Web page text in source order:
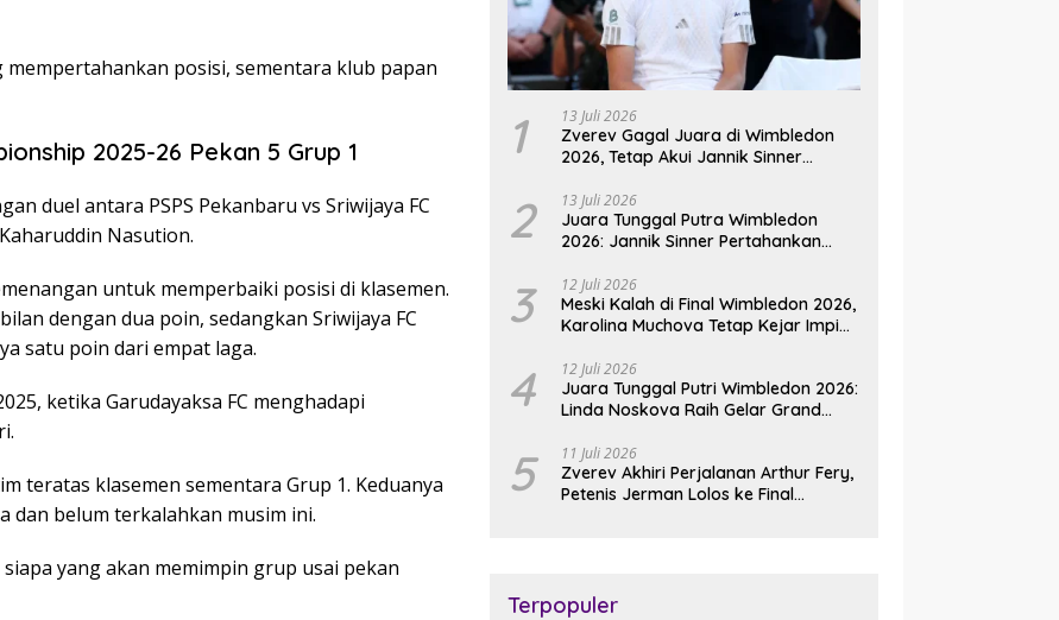
posisi, sementara klub papan
2025-26 Pekan 5 Grup 1
duel antara PSPS Pekanbaru vs Sriwijaya FC
Nasution.
untuk memperbaiki posisi di klasemen.
dengan dua poin, sedangkan Sriwijaya FC
satu poin dari empat laga.
ketika Garudayaksa FC menghadapi
teratas klasemen sementara Grup 1. Keduanya
dan belum terkalahkan musim ini.
yang akan memimpin grup usai pekan
1 13 Juli 2026
Zverev Gagal Juara di Wimbledon
2026, Tetap Akui Jannik Sinner
2 13 Juli 2026
Juara Tunggal Putra Wimbledon
2026: Jannik Sinner Pertahankan
Zverev
3 12 Juli 2026
Meski Kalah di Final Wimbledon 2026,
Karolina Muchova Tetap Kejar Impian
4 12 Juli 2026
Juara Tunggal Putri Wimbledon 2026:
Linda Noskova Raih Gelar Grand
5 11 Juli 2026
Zverev Akhiri Perjalanan Arthur Fery,
Petenis Jerman Lolos ke Final
Terpopuler